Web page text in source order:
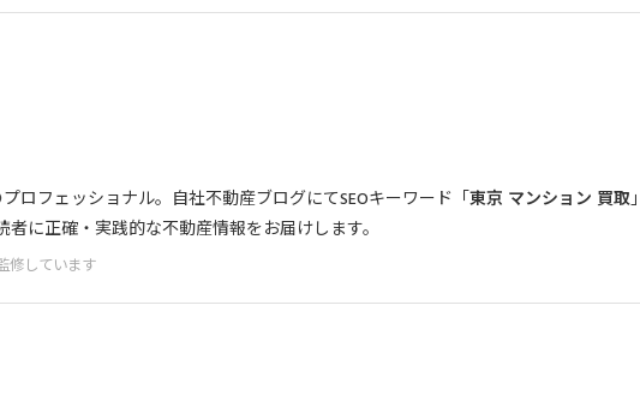
フェッショナル。自社不動産ブログにてSEOキーワード「 東京 マンション 買取
に正確・実践的な不動産情報をお届けします。
修しています